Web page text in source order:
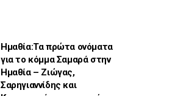
Ημαθία:Τα πρώτα ονόματα
για το κόμμα Σαμαρά στην
Ημαθία – Ζιώγας,
Σαρηγιαννίδης και